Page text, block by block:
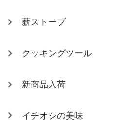
薪ストーブ
クッキングツール
新商品入荷
イチオシの美味